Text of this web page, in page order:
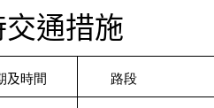
交通措施
及時間 路段